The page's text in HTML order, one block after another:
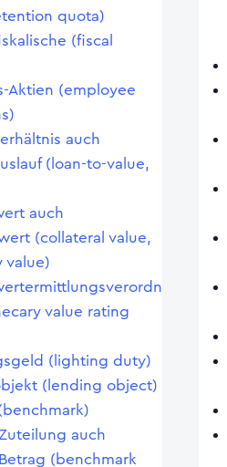
quota)
(fiscal
Aktien (employee
auch
(loan-to-value,
auch
(collateral value,
value)
value rating
(lighting duty)
(lending object)
auch
(benchmark